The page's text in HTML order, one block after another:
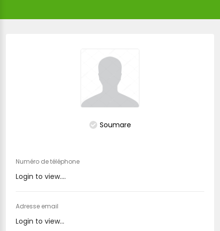
Soumare
Numéro de téléphone
Login to view....
Adresse email
Login to view...